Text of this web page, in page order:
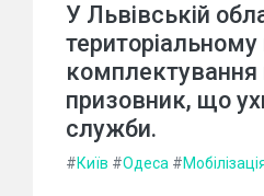
У Львівській
територіальному
призовник, що
служби.
#Київ #Одеса #